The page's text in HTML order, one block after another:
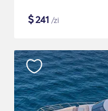
$241 /zi